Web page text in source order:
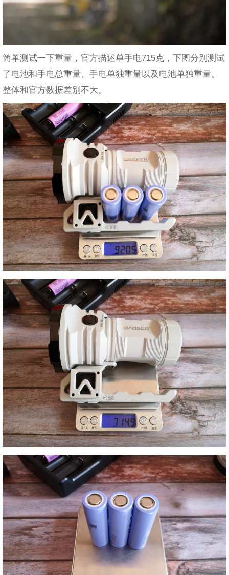
简单测试一下重量，官方描述单手电715克，下图分别测试
了电池和手电总重量、手电单独重量以及电池单独重量。
整体和官方数据差别不大。